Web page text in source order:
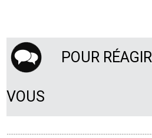
POUR
VOUS